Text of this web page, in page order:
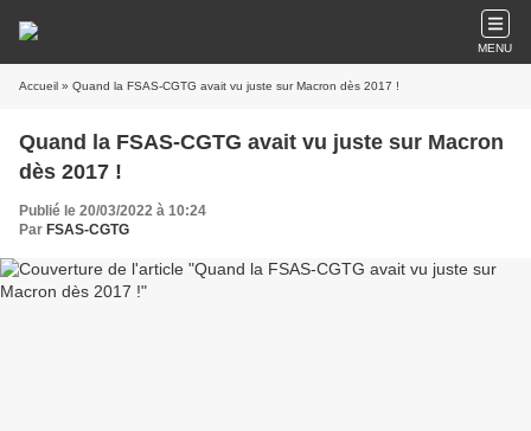
MENU
Accueil » Quand la FSAS-CGTG avait vu juste sur Macron dès 2017 !
Quand la FSAS-CGTG avait vu juste sur Macron
dès 2017 !
Publié le 20/03/2022 à 10:24
Par FSAS-CGTG